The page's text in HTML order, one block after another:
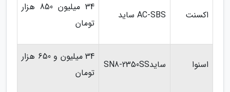
اکسنت AC-SBS ساید
34 میلیون 850 هزار
تومان
اسنوا سایدSN8-2350SS
34 میلیون و 650 هزار
تومان